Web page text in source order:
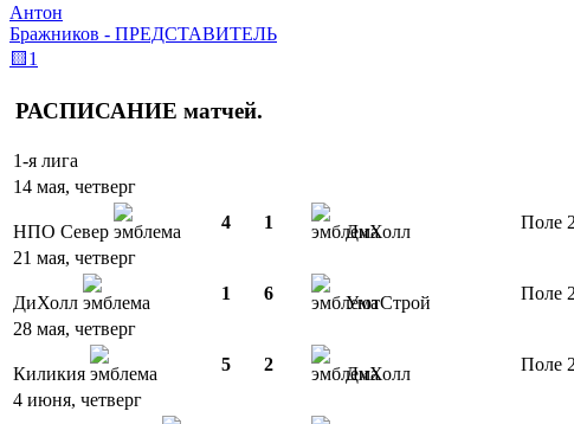
Антон
Бражников - ПРЕДСТАВИТЕЛЬ
🟨1
РАСПИСАНИЕ матчей.
1-я лига
14 мая, четверг
НПО Север 4 1 ДиХолл
Поле 2
21 мая, четверг
ДиХолл 1 6 УютСтрой
Поле 2
28 мая, четверг
Киликия 5 2 ДиХолл
Поле 2
4 июня, четверг